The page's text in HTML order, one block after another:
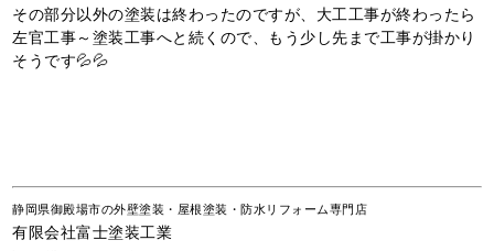
その部分以外の塗装は終わったのですが、大工工事が終わったら
左官工事～塗装工事へと続くので、もう少し先まで工事が掛かり
そうです💦💦
静岡県御殿場市の外壁塗装・屋根塗装・防水リフォーム専門店
有限会社富士塗装工業